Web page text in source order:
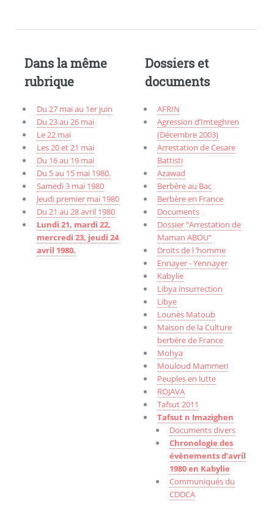
Dans la même
rubrique
Du 27 mai au 1er juin
Du 23 au 26 mai
Le 22 mai
Les 20 et 21 mai
Du 16 au 19 mai
Du 5 au 15 mai 1980.
Samedi 3 mai 1980
Jeudi premier mai 1980
Du 21 au 28 avril 1980
Lundi 21, mardi 22,
mercredi 23, jeudi 24
avril 1980.
Dossiers et
documents
AFRIN
Agression d’Imteghren
(Décembre 2003)
Arrestation de Cesare
Battisti
Azawad
Berbère au Bac
Berbère en France
Documents
Dossier "Arrestation de
Maman ABOU"
Droits de l ’homme
Ennayer - Yennayer
Kabylie
Libya insurrection
Libye
Lounès Matoub
Maison de la Culture
berbère de France
Mohya
Mouloud Mammeri
Peuples en lutte
ROJAVA
Tafsut 2011
Tafsut n Imazighen
Documents divers
Chronologie des
évènements d’avril
1980 en Kabylie
Communiqués du
CDDCA